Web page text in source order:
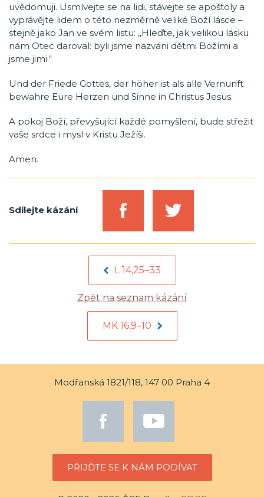
uvědomuji. Usmívejte se na lidi, stávejte se apoštoly a
vyprávějte lidem o této nezměrně veliké Boží lásce –
stejně jako Jan ve svém listu: „Hleďte, jak velikou lásku
nám Otec daroval: byli jsme nazváni dětmi Božími a
jsme jimi.“
Und der Friede Gottes, der höher ist als alle Vernunft
bewahre Eure Herzen und Sinne in Christus Jesus.
A pokoj Boží, převyšující každé pomyšlení, bude střežit
vaše srdce i mysl v Kristu Ježíši.
Amen.
Sdílejte kázání
L 14,25–33
Zpět na seznam kázání
MK 16,9–10
Modřanská 1821/118, 147 00 Praha 4
PŘIJĎTE SE K NÁM PODÍVAT